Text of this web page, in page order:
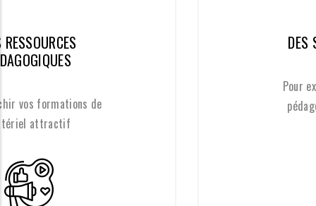
Pour exploiter des modèles